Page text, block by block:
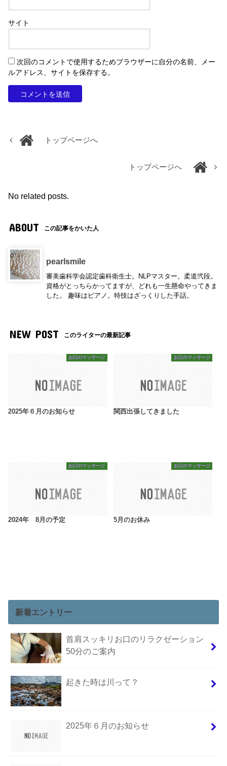
サイト
次回のコメントで使用するためブラウザーに自分の名前、メー
ルアドレス、サイトを保存する。
トップページへ
トップページへ
No related posts.
ABOUT この記事をかいた人
pearlsmile
審美歯科学会認定歯科衛生士。NLPマスター。柔道弐段。
資格がとっちらかってますが、どれも一生懸命やってきま
した。 趣味はピアノ。特技はざっくりした手話。
NEW POST このライターの最新記事
お口のマッサージ
2025年６月のお知らせ
お口のマッサージ
関西出張してきました
お口のマッサージ
2024年 8月の予定
お口のマッサージ
5月のお休み
新着エントリー
首肩スッキリお口のリラクゼーション
50分のご案内
起きた時は川って？
2025年６月のお知らせ